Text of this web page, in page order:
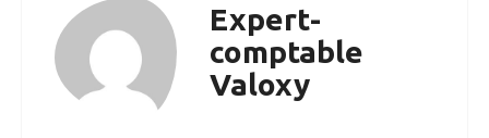
Expert-
comptable
Valoxy